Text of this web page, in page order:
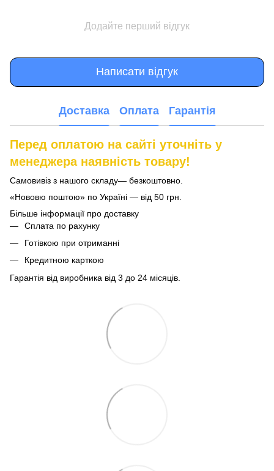
Додайте перший відгук
Написати відгук
Доставка Оплата Гарантія
Перед оплатою на сайті уточніть у
менеджера наявність товару!
Самовивіз з нашого складу— безкоштовно.
«Нововю поштою» по Україні — від 50 грн.
Більше інформації про доставку
Сплата по рахунку
Готівкою при отриманні
Кредитною карткою
Гарантія від виробника від 3 до 24 місяців.